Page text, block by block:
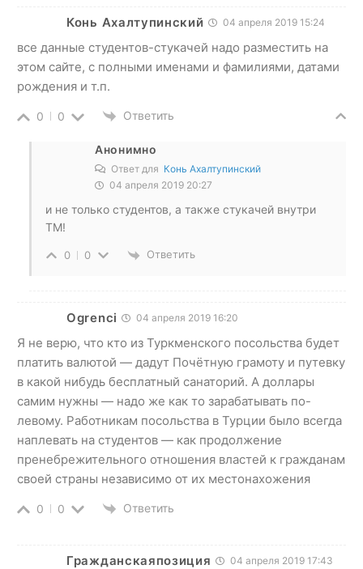
Конь Ахалтупинский 04 апреля 2019 15:24
все данные студентов-стукачей надо разместить на
этом сайте, с полными именами и фамилиями, датами
рождения и т.п.
0 0 Ответить
Анонимно
Ответ для Конь Ахалтупинский
04 апреля 2019 20:27
и не только студентов, а также стукачей внутри
ТМ!
0 0 Ответить
Ogrenci 04 апреля 2019 16:20
Я не верю, что кто из Туркменского посольства будет
платить валютой — дадут Почётную грамоту и путевку
в какой нибудь бесплатный санаторий. А доллары
самим нужны — надо же как то зарабатывать по-
левому. Работникам посольства в Турции было всегда
наплевать на студентов — как продолжение
пренебрежительного отношения властей к гражданам
своей страны независимо от их местонахожения
0 0 Ответить
Гражданскаяпозиция 04 апреля 2019 17:43